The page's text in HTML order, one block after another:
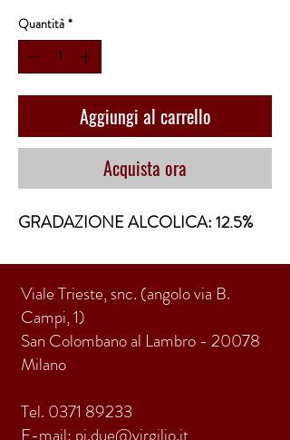
Quantità *
Aggiungi al carrello
Acquista ora
GRADAZIONE ALCOLICA: 12.5%
Viale Trieste, snc. (angolo via B.
Campi, 1)
San Colombano al Lambro - 20078
Milano
Tel. 0371 89233
E-mail: pi.due@virgilio.it